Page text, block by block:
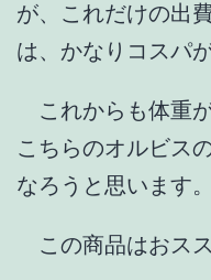
が、これだけの出
は、かなりコスパ
これからも体重
こちらのオルビス
なろうと思います。
この商品はおスス